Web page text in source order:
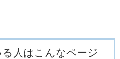
人はこんなページ